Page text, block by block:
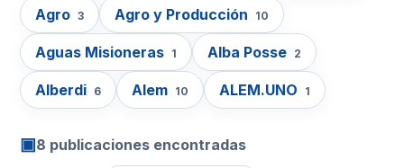
Agro 3 Agro y Producción 10
Aguas Misioneras 1 Alba Posse 2
Alberdi 6 Alem 10 ALEM.UNO 1
▣8 publicaciones encontradas